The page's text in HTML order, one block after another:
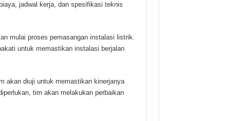
jadwal kerja, dan spesifikasi teknis
mulai proses pemasangan instalasi listrik.
untuk memastikan instalasi berjalan
akan diuji untuk memastikan kinerjanya
tim akan melakukan perbaikan